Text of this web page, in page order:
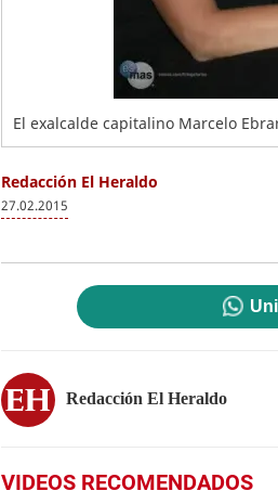
El exalcalde capitalino Marcelo
Redacción El Heraldo
27.02.2015
Redacción El Heraldo
VIDEOS RECOMENDADOS